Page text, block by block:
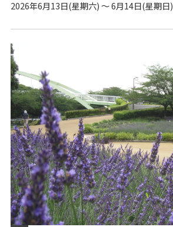
2026年6月13日(星期六) ～ 6月14日(星期日)